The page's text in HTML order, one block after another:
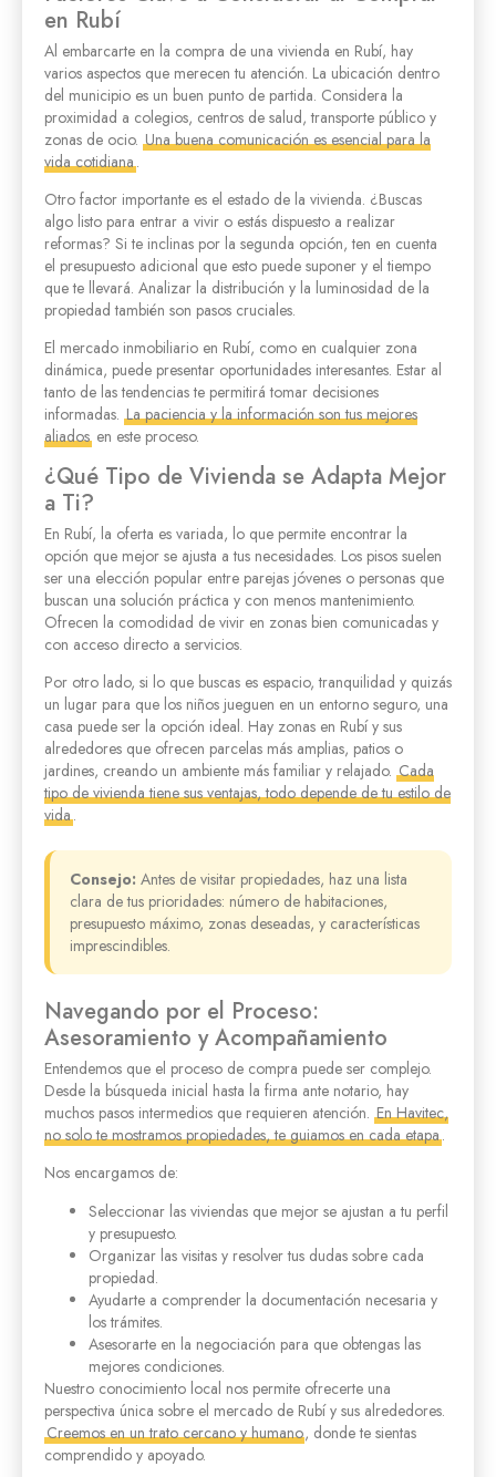
en Rubí
Al embarcarte en la compra de una vivienda en Rubí, hay
varios aspectos que merecen tu atención. La ubicación dentro
del municipio es un buen punto de partida. Considera la
proximidad a colegios, centros de salud, transporte público y
zonas de ocio. Una buena comunicación es esencial para la
vida cotidiana.
Otro factor importante es el estado de la vivienda. ¿Buscas
algo listo para entrar a vivir o estás dispuesto a realizar
reformas? Si te inclinas por la segunda opción, ten en cuenta
el presupuesto adicional que esto puede suponer y el tiempo
que te llevará. Analizar la distribución y la luminosidad de la
propiedad también son pasos cruciales.
El mercado inmobiliario en Rubí, como en cualquier zona
dinámica, puede presentar oportunidades interesantes. Estar al
tanto de las tendencias te permitirá tomar decisiones
informadas. La paciencia y la información son tus mejores
aliadosen este proceso.
¿Qué Tipo de Vivienda se Adapta Mejor
a Ti?
En Rubí, la oferta es variada, lo que permite encontrar la
opción que mejor se ajusta a tus necesidades. Los pisos suelen
ser una elección popular entre parejas jóvenes o personas que
buscan una solución práctica y con menos mantenimiento.
Ofrecen la comodidad de vivir en zonas bien comunicadas y
con acceso directo a servicios.
Por otro lado, si lo que buscas es espacio, tranquilidad y quizás
un lugar para que los niños jueguen en un entorno seguro, una
casa puede ser la opción ideal. Hay zonas en Rubí y sus
alrededores que ofrecen parcelas más amplias, patios o
jardines, creando un ambiente más familiar y relajado. Cada
tipo de vivienda tiene sus ventajas, todo depende de tu estilo de
vida.
Consejo: Antes de visitar propiedades, haz una lista
clara de tus prioridades: número de habitaciones,
presupuesto máximo, zonas deseadas, y características
imprescindibles.
Navegando por el Proceso:
Asesoramiento y Acompañamiento
Entendemos que el proceso de compra puede ser complejo.
Desde la búsqueda inicial hasta la firma ante notario, hay
muchos pasos intermedios que requieren atención. En Havitec,
no solo te mostramos propiedades, te guiamos en cada etapa.
Nos encargamos de:
Seleccionar las viviendas que mejor se ajustan a tu perfil
y presupuesto.
Organizar las visitas y resolver tus dudas sobre cada
propiedad.
Ayudarte a comprender la documentación necesaria y
los trámites.
Asesorarte en la negociación para que obtengas las
mejores condiciones.
Nuestro conocimiento local nos permite ofrecerte una
perspectiva única sobre el mercado de Rubí y sus alrededores.
Creemos en un trato cercano y humano, donde te sientas
comprendido y apoyado.